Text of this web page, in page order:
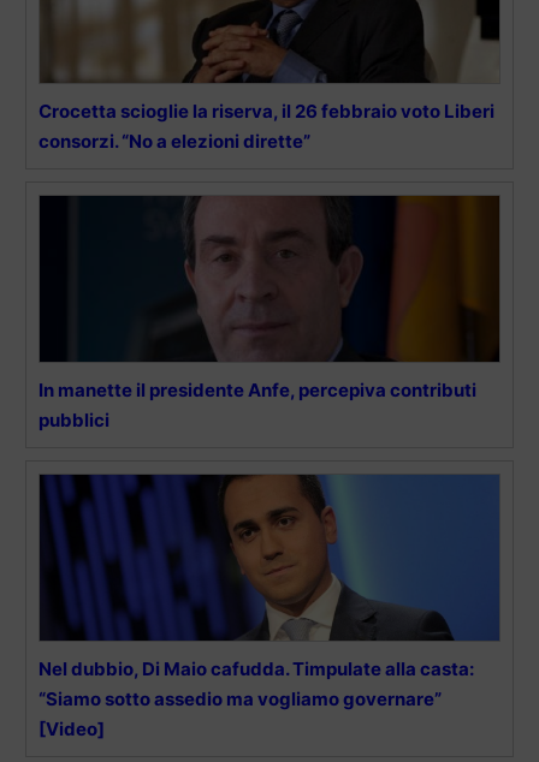
Crocetta scioglie la riserva, il 26 febbraio voto Liberi
consorzi. “No a elezioni dirette”
In manette il presidente Anfe, percepiva contributi
pubblici
Nel dubbio, Di Maio cafudda. Timpulate alla casta:
“Siamo sotto assedio ma vogliamo governare”
[Video]